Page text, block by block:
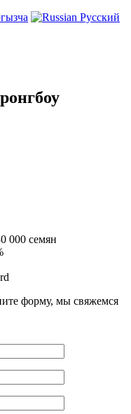
Русский
000 семян
форму, мы свяжемся